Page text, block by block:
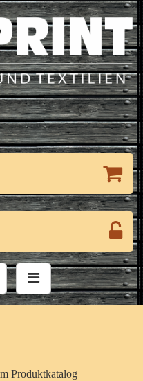
Produktkatalog